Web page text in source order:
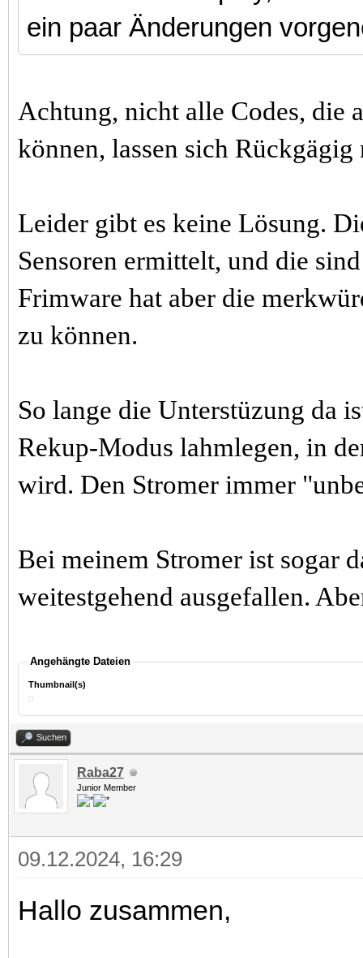
ein paar Änderungen
Achtung, nicht alle Codes, die
können, lassen sich Rückgägig
Leider gibt es keine Lösung.
Sensoren ermittelt, und die
Frimware hat aber die
zu können.
So lange die Unterstüzung da
Rekup-Modus lahmlegen, in
wird. Den Stromer immer
Bei meinem Stromer ist sogar
weitestgehend ausgefallen.
Angehängte Dateien
Thumbnail(s)
Suchen
Raba27
Junior Member
09.12.2024, 16:29
Hallo zusammen,